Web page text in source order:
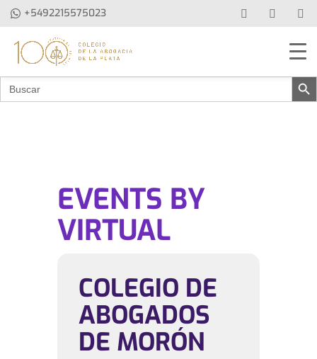
+5492215575023
Buscar: Botón de
EVENTS BY
VIRTUAL
COLEGIO DE
ABOGADOS
DE MORÓN